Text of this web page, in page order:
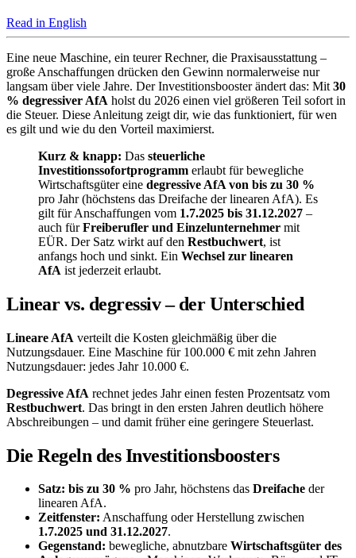
Read in English
Eine neue Maschine, ein teurer Rechner, die Praxisausstattung –
große Anschaffungen drücken den Gewinn normalerweise nur
langsam über viele Jahre. Der Investitionsbooster ändert das: Mit 30
% degressiver AfA holst du 2026 einen viel größeren Teil sofort in
die Steuer. Diese Anleitung zeigt dir, wie das funktioniert, für wen
es gilt und wie du den Vorteil maximierst.
Kurz & knapp: Das steuerliche
Investitionssofortprogramm erlaubt für bewegliche
Wirtschaftsgüter eine degressive AfA von bis zu 30 %
pro Jahr (höchstens das Dreifache der linearen AfA). Es
gilt für Anschaffungen vom 1.7.2025 bis 31.12.2027 –
auch fürFreiberufler und Einzelunternehmer mit
EÜR. Der Satz wirkt auf den Restbuchwert, ist
anfangs hoch und sinkt. Ein Wechsel zur linearen
AfA ist jederzeit erlaubt.
Linear vs. degressiv – der Unterschied
Lineare AfA verteilt die Kosten gleichmäßig über die
Nutzungsdauer. Eine Maschine für 100.000 € mit zehn Jahren
Nutzungsdauer: jedes Jahr 10.000 €.
Degressive AfA rechnet jedes Jahr einen festen Prozentsatz vom
Restbuchwert. Das bringt in den ersten Jahren deutlich höhere
Abschreibungen – und damit früher eine geringere Steuerlast.
Die Regeln des Investitionsboosters
Satz: bis zu 30 % pro Jahr, höchstens das Dreifache der
linearen AfA.
Zeitfenster: Anschaffung oder Herstellung zwischen
1.7.2025 und 31.12.2027.
Gegenstand: bewegliche, abnutzbare Wirtschaftsgüter des